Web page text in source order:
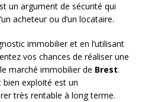
un argument de sécurité qui
acheteur ou d’un locataire.
immobilier et en l’utilisant
vos chances de réaliser une
marché immobilier de Brest.
exploité est un
très rentable à long terme.